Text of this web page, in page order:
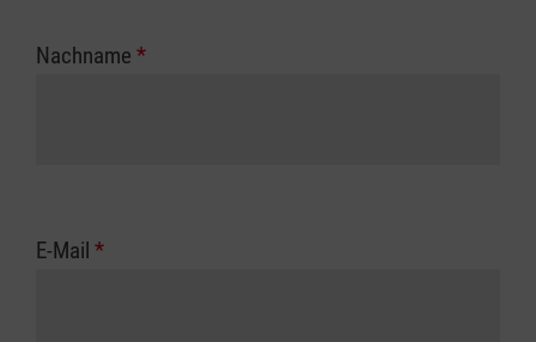
Nachname *
E-Mail *